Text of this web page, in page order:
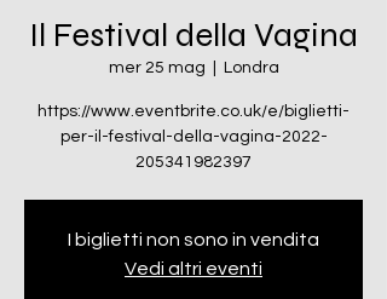
Il Festival della Vagina
mer 25 mag Londra
https://www.eventbrite.co.uk/e/biglietti-
per-il-festival-della-vagina-2022-
I biglietti non sono in vendita
Vedi altri eventi